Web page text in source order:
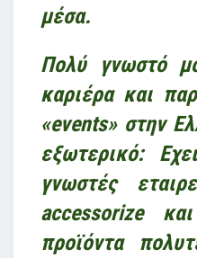
μέσα.
Πολύ γνωστό
καριέρα και
«events» στην
εξωτερικό:
γνωστές
accessorize
προϊόντα